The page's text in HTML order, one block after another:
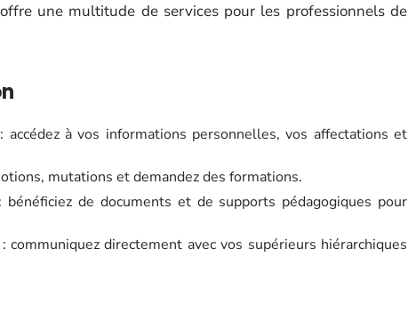
une multitude de services pour les professionnels de
: accédez à vos informations personnelles, vos affectations et
mutations et demandez des formations.
de documents et de supports pédagogiques pour
: communiquez directement avec vos supérieurs hiérarchiques